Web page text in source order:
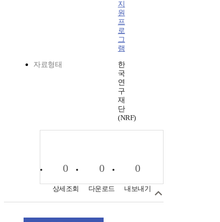
지
원
프
로
그
램
자료형태
한
국
연
구
재
단
(NRF)
0
상세조회
0
다운로드
0
내보내기